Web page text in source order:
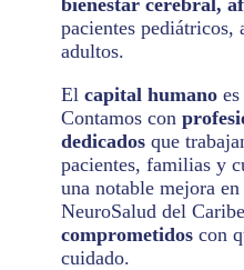
pacientes pediátricos,
adultos.
Elcapital humano
Contamos con
dedicados que
pacientes, familias y
una notable mejora
NeuroSalud del
comprometidoscon
cuidado.